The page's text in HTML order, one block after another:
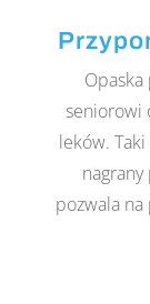
seniorowi
leków.
pozwala